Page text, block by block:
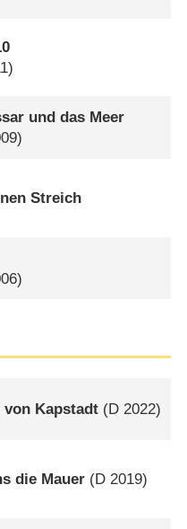
und das Meer
Streich
von Kapstadt (D 2022)
die Mauer (D 2019)